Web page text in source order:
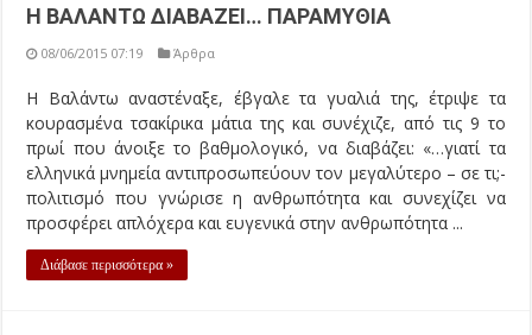
Διάβασε περισσότερα »
ΣΤΗΝ ΚΟΨΗ ΤΟΥ … ΞΥΡΑΦΙΟΥ
07/06/2015 21:41 Άρθρα
Γράφει ο Δρ. Κώστας Πατέρας, D. Ed., M.Ed., Ph.D. Πολιτευτής
ΑΝ.ΕΛ Η γρήγορη και ξαφνική αλλαγή του σκηνικού με το
Δημοσιοοικονομικό θέμα της χώρας μας, φέρνει τον κόσμο
σε δύσκολη θέση. «Μια στο καρφί και μια στο πέταλο» είναι
ό,τι χειρότερο για τους πολίτες αυτής της χώρας. Οι συνεχείς